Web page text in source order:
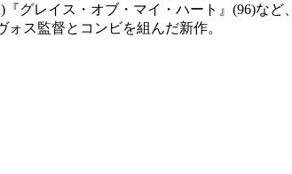
グレイス・オブ・マイ・ハート』(96)な
ス監督とコンビを組んだ新作。